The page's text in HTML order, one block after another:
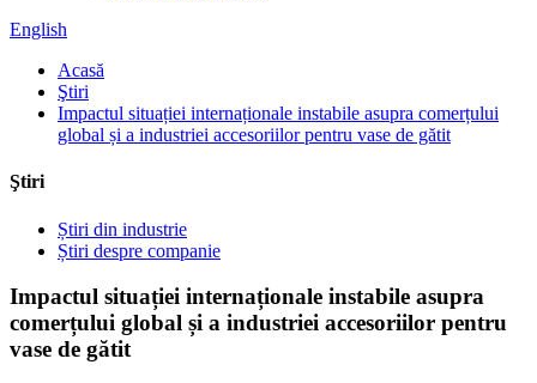
English
Acasă
Ştiri
Impactul situației internaționale instabile asupra comerțului
global și a industriei accesoriilor pentru vase de gătit
Ştiri
Știri din industrie
Știri despre companie
Impactul situației internaționale instabile asupra
comerțului global și a industriei accesoriilor pentru
vase de gătit